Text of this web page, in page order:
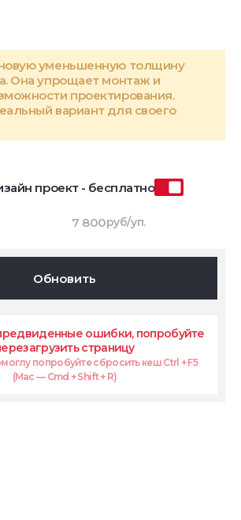
уменьшенную толщину
Она упрощает монтаж и
проектирования.
вариант для своего
проект - бесплатно
7 800руб/уп.
Обновить
ошибки, попробуйте
страницу
попробуйте сбросить кеш Ctrl + F5
(Mac — Cmd + Shift + R)